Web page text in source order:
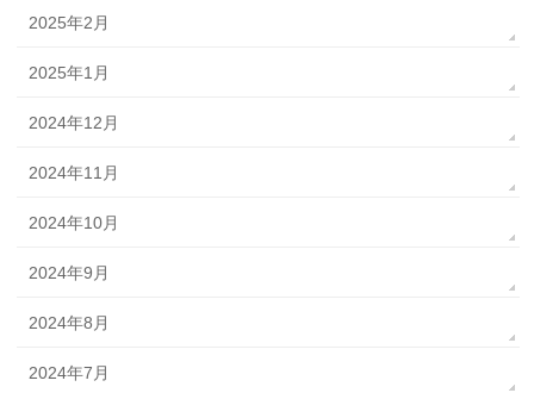
2025年2月
2025年1月
2024年12月
2024年11月
2024年10月
2024年9月
2024年8月
2024年7月